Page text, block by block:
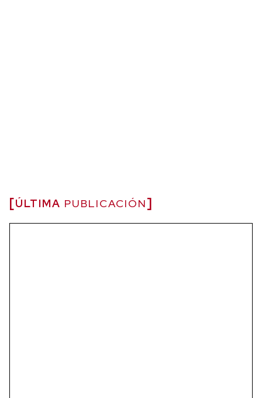
ÚLTIMA PUBLICACIÓN